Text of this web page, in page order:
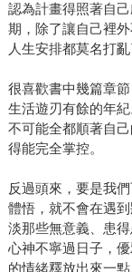
認為計畫得照著自
期，除了讓自己裡
人生安排都莫名打亂
很喜歡書中幾篇章
生活遊刃有餘的年
不可能全都順著自
得能完全掌控。
反過頭來，要是我
體悟，就不會在遇
淡那些無意義、患
心神不寧過日子，
的情緒釋放出來一點